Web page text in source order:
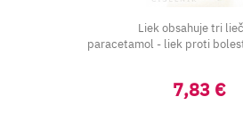
Liek obsahuje tri
paracetamol - liek proti
7,83 €